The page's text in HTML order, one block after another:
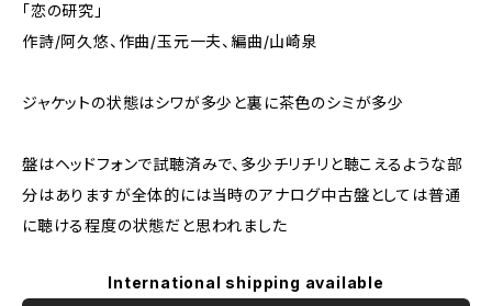
「恋の研究」
作詩/阿久悠、作曲/玉元一夫、編曲/山崎泉
ジャケットの状態はシワが多少と裏に茶色のシミが多少
盤はヘッドフォンで試聴済みで、多少チリチリと聴こえるような部
分はありますが全体的には当時のアナログ中古盤としては普通
に聴ける程度の状態だと思われました
International shipping available